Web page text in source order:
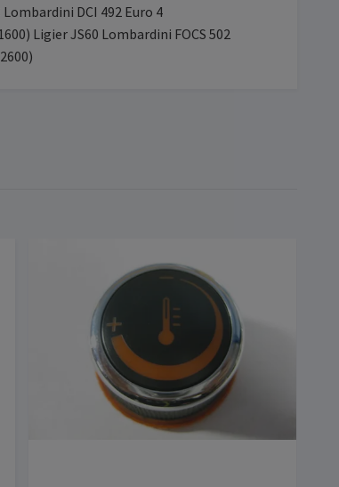
Lombardini DCI 492 Euro 4
Ligier JS60 Lombardini FOCS 502